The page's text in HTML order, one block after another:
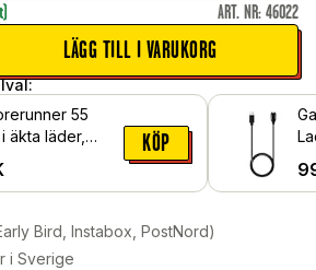
ART. NR: 46022
LÄGG TILL I VARUKORG
55
äkta läder,
KÖP
Bird, Instabox, PostNord)
i Sverige